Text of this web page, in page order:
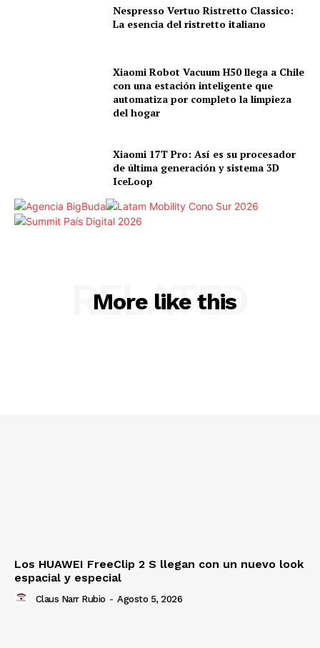
Nespresso Vertuo Ristretto Classico:
La esencia del ristretto italiano
Xiaomi Robot Vacuum H50 llega a Chile
con una estación inteligente que
automatiza por completo la limpieza
del hogar
Xiaomi 17T Pro: Así es su procesador
de última generación y sistema 3D
IceLoop
More like this
RELATED
Los HUAWEI FreeClip 2 S llegan con un nuevo look
espacial y especial
Claus Narr Rubio - Agosto 5, 2026